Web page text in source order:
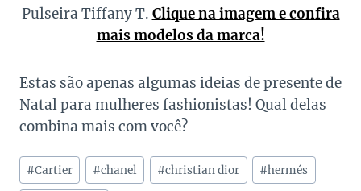
Pulseira Tiffany T. Clique na imagem e confira
mais modelos da marca!
Estas são apenas algumas ideias de presente de
Natal para mulheres fashionistas! Qual delas
combina mais com você?
Tags
do
#Cartier #chanel #christian dior #hermés